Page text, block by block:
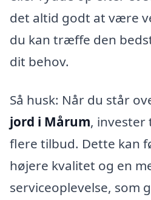
det altid godt at være
du kan træffe den
dit behov.
Så husk: Når du står
jord i Mårum, invester
flere tilbud. Dette kan
højere kvalitet og en
serviceoplevelse, som